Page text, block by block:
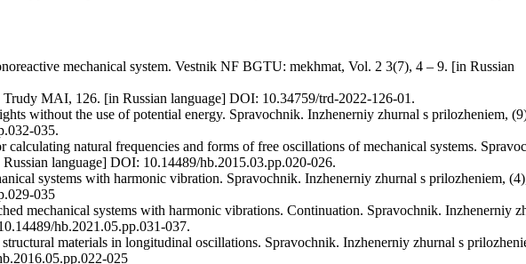
mechanical system. Vestnik NF BGTU: mekhmat, Vol. 2 3(7), 4 – 9. [in Russian
MAI, 126. [in Russian language] DOI: 10.34759/trd-2022-126-01.
without the use of potential energy. Spravochnik. Inzhenerniy zhurnal s prilozheniem,
035.
natural frequencies and forms of free oscillations of mechanical systems.
language] DOI: 10.14489/hb.2015.03.pp.020-026.
systems with harmonic vibration. Spravochnik. Inzhenerniy zhurnal s prilozheniem,
035
mechanical systems with harmonic vibrations. Continuation. Spravochnik. Inzhenerniy
hb.2021.05.pp.031-037.
materials in longitudinal oscillations. Spravochnik. Inzhenerniy zhurnal s
025